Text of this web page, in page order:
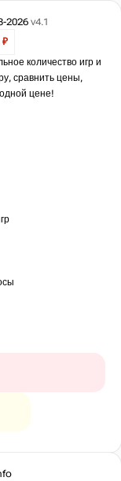
2026 v4.1
₽
количество игр и
сравнить цены,
цене!